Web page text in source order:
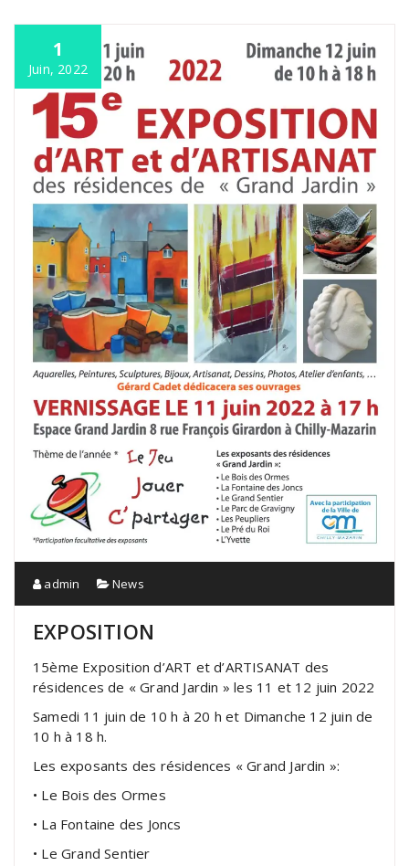
1
Juin, 2022
admin News
EXPOSITION
15ème Exposition d’ART et d’ARTISANAT des
résidences de « Grand Jardin » les 11 et 12 juin 2022
Samedi 11 juin de 10 h à 20 h et Dimanche 12 juin de
10 h à 18 h.
Les exposants des résidences « Grand Jardin »:
• Le Bois des Ormes
• La Fontaine des Joncs
• Le Grand Sentier